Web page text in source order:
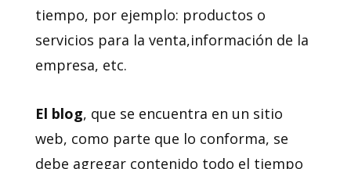
tiempo, por ejemplo: productos o
servicios para la venta,información de la
empresa, etc.
El blog, que se encuentra en un sitio
web, como parte que lo conforma, se
debe agregar contenido todo el tiempo